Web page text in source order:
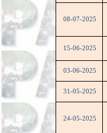
08-07-2025
15-06-2025
03-06-2025
31-05-2025
24-05-2025